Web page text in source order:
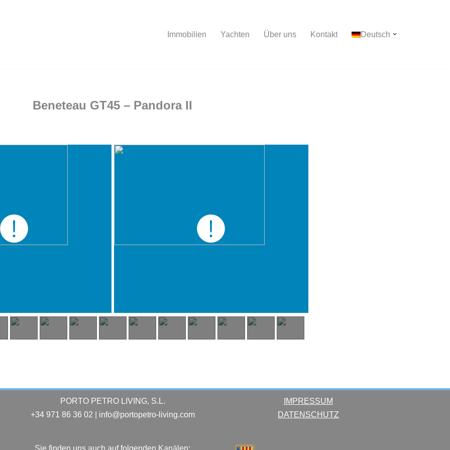
Immobilien Yachten Über uns Kontakt Deutsch
Beneteau GT45 – Pandora II
PORTO PETRO LIVING, S.L.
+34 971 86 36 02 | info@portopetro-living.com
Sie finden uns auch auf folgenden Kanälen:
IMPRESSUM
DATENSCHUTZ